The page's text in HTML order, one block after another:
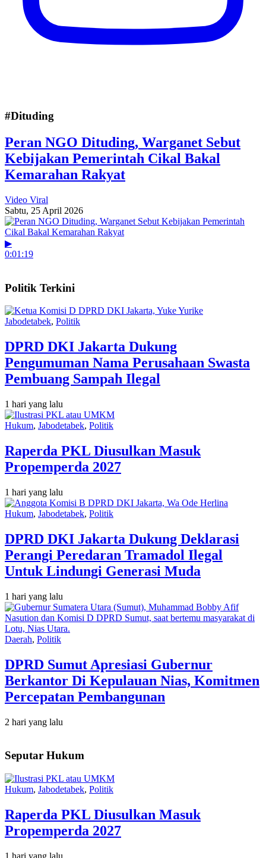
#Dituding
Peran NGO Dituding, Warganet Sebut
Kebijakan Pemerintah Cikal Bakal
Kemarahan Rakyat
Video Viral
Sabtu, 25 April 2026
▶
0:01:19
Politik Terkini
Jabodetabek, Politik
DPRD DKI Jakarta Dukung
Pengumuman Nama Perusahaan Swasta
Pembuang Sampah Ilegal
1 hari yang lalu
Hukum, Jabodetabek, Politik
Raperda PKL Diusulkan Masuk
Propemperda 2027
1 hari yang lalu
Hukum, Jabodetabek, Politik
DPRD DKI Jakarta Dukung Deklarasi
Perangi Peredaran Tramadol Ilegal
Untuk Lindungi Generasi Muda
1 hari yang lalu
Daerah, Politik
DPRD Sumut Apresiasi Gubernur
Berkantor Di Kepulauan Nias, Komitmen
Percepatan Pembangunan
2 hari yang lalu
Seputar Hukum
Hukum, Jabodetabek, Politik
Raperda PKL Diusulkan Masuk
Propemperda 2027
1 hari yang lalu